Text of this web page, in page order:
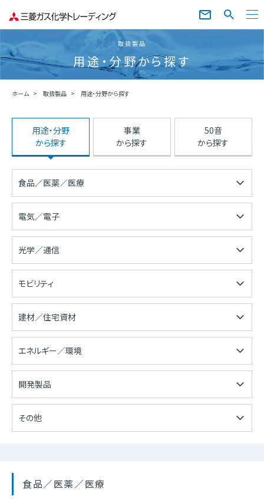
取扱製品
用途・分野から探す
ホーム 取扱製品 用途・分野から探す
用途・分野
から探す
事業
から探す
50音
から探す
食品／医薬／医療
電気／電子
光学／通信
モビリティ
建材／住宅資材
エネルギー／環境
開発製品
その他
食品／医薬／医療